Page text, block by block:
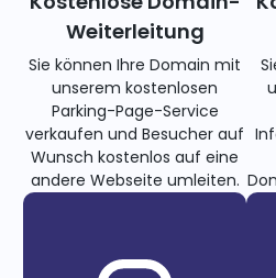
Weiterleitung
Sie können Ihre Domain mit
unserem kostenlosen
Parking-Page-Service
verkaufen und Besucher auf
Wunsch kostenlos auf eine
andere Webseite umleiten.